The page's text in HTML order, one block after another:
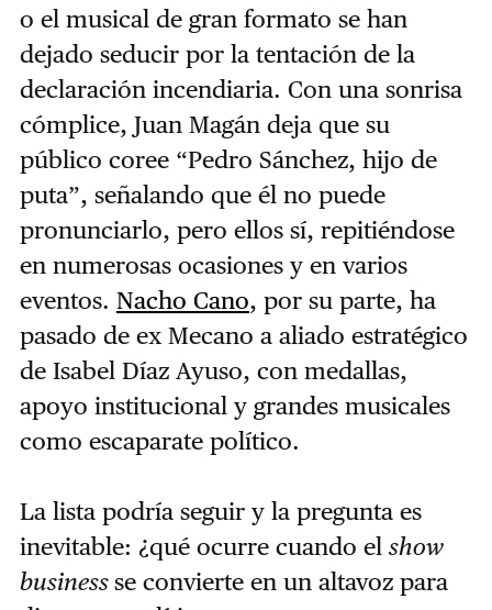
o el musical de gran formato se han
dejado seducir por la tentación de la
declaración incendiaria. Con una sonrisa
cómplice, Juan Magán deja que su
público coree “Pedro Sánchez, hijo de
puta”, señalando que él no puede
pronunciarlo, pero ellos sí, repitiéndose
en numerosas ocasiones y en varios
eventos. Nacho Cano, por su parte, ha
pasado de ex Mecano a aliado estratégico
de Isabel Díaz Ayuso, con medallas,
apoyo institucional y grandes musicales
como escaparate político.
La lista podría seguir y la pregunta es
inevitable: ¿qué ocurre cuando el show
businessse convierte en un altavoz para